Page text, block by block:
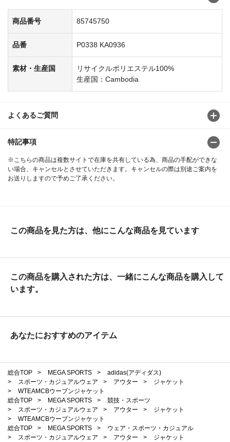
商品番号 85745750
品番 P0338 KA0936
素材・生産国
リサイクルポリエステル100%
生産国：Cambodia
よくあるご質問
特記事項
※こちらの商品は複数サイトで在庫を共有している為、商品の手配ができな
い場合、キャンセルとさせていただきます。キャンセルの際は別途ご案内を
お送りしますので予めご了承ください。
この商品を見た方は、他にこんな商品を見ています
この商品を購入された方は、一緒にこんな商品を購入して
います。
あなたにおすすめのアイテム
総合TOP > MEGA SPORTS >
adidas(アディダス)
>
スポーツ・カジュアルウェア > アウター >
ジャケット
>
WTEAMCBウーブンジャケット
総合TOP
> MEGA SPORTS >
競技・スポーツ
>
スポーツ・カジュアルウェア > アウター >
ジャケット
>
WTEAMCBウーブンジャケット
総合TOP
> MEGA SPORTS >
ウェア・スポーツ・カジュアル
>
スポーツ・カジュアルウェア > アウター >
ジャケット